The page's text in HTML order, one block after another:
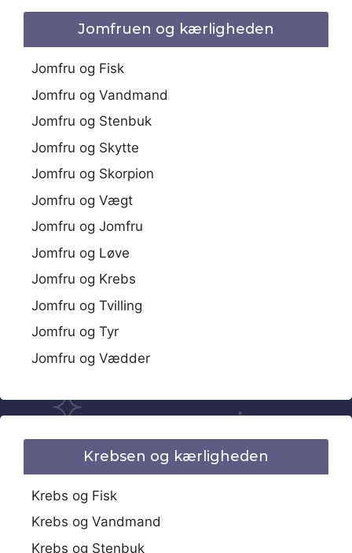
Jomfruen og kærligheden
Jomfru og Fisk
Jomfru og Vandmand
Jomfru og Stenbuk
Jomfru og Skytte
Jomfru og Skorpion
Jomfru og Vægt
Jomfru og Jomfru
Jomfru og Løve
Jomfru og Krebs
Jomfru og Tvilling
Jomfru og Tyr
Jomfru og Vædder
Krebsen og kærligheden
Krebs og Fisk
Krebs og Vandmand
Krebs og Stenbuk